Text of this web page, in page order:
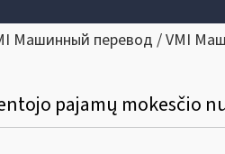
Машинный перевод / VMI